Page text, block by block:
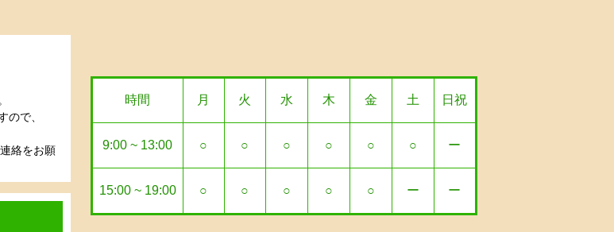
ので、
絡をお願
時間 月 火 水 木 金 土 日祝
9:00 ~ 13:00 ○ ○ ○ ○ ○ ○ ー
15:00 ~ 19:00 ○ ○ ○ ○ ○ ー ー